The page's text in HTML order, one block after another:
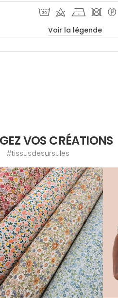
T d h - *
Voir la légende
VOS CRÉATIONS
#tissusdesursules